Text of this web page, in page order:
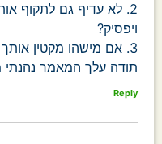
2. לא עדיף גם לתקוף
ויפסיק?
3. אם מישהו מקטין אותך איך לענות לו?
תודה עלך המאמר נהנתי
Reply